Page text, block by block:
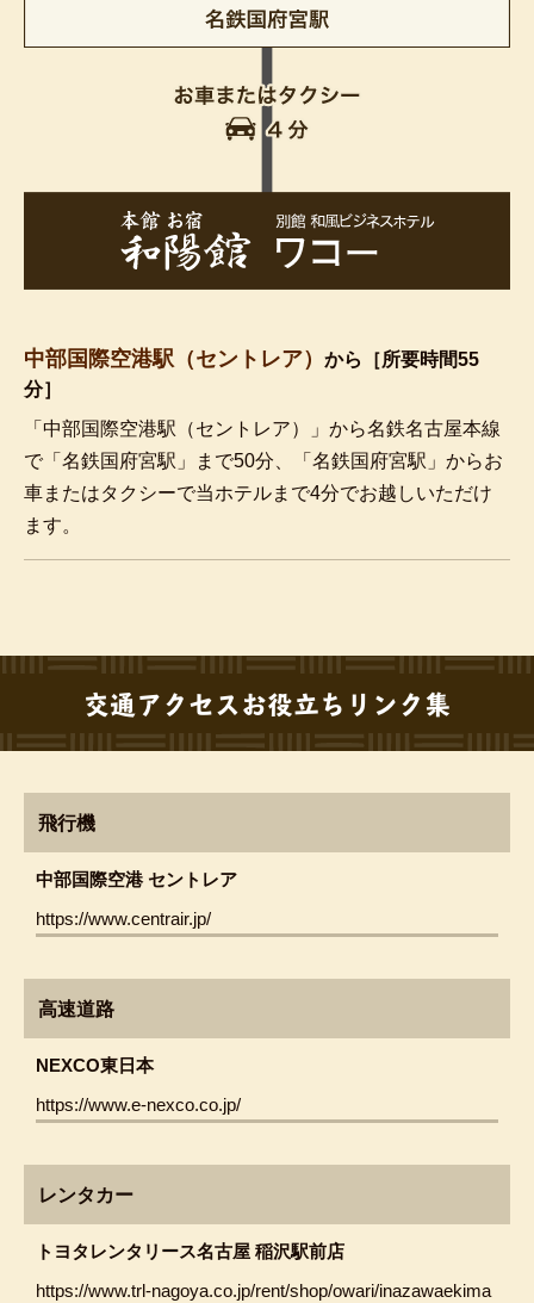
中部国際空港駅（セントレア） から［所要時間55
分］
「中部国際空港駅（セントレア）」から名鉄名古屋本線
で「名鉄国府宮駅」まで50分、「名鉄国府宮駅」からお
車またはタクシーで当ホテルまで4分でお越しいただけ
ます。
交通アクセスお役立ちリンク集
飛行機
中部国際空港 セントレア
https://www.centrair.jp/
高速道路
NEXCO東日本
https://www.e-nexco.co.jp/
レンタカー
トヨタレンタリース名古屋 稲沢駅前店
https://www.trl-nagoya.co.jp/rent/shop/owari/inazawaekima